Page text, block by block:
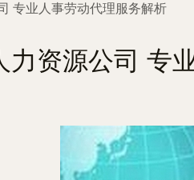
专业人事劳动代理服务解析
力资源公司 专